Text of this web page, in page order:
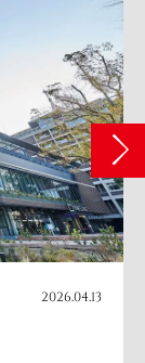
2026.04.13